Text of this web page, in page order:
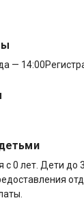
— 14:00
0 лет. Дети до